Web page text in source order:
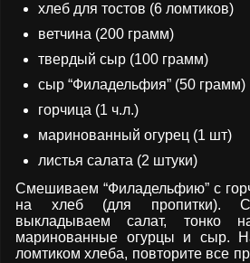
хлеб для тостов (6 ломтиков)
ветчина (200 грамм)
твердый сыр (100 грамм)
сыр “Филадельфия” (50 грамм)
горчица (1 ч.л.)
маринованный огурец (1 шт)
листья салата (2 штуки)
Смешиваем “Филадельфию” с
на хлеб (для пропитки).
выкладываем салат, тонко
маринованные огурцы и сыр.
ломтиком хлеба, повторите все